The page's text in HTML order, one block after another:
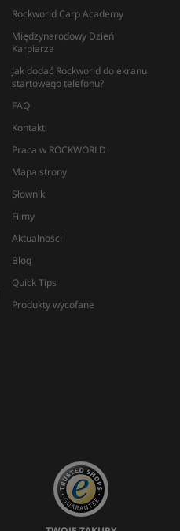
Rockworld Carp Academy
Międzynarodowy Dzień
Karpiarza
Jak dodać Rockworld do ekranu
startowego telefonu?
FAQ
Kontakt
Praca w ROCKWORLD
Mapa strony
Słownik
Filmy
Aktualności
Blog
Quick Tips
Produkty wycofane